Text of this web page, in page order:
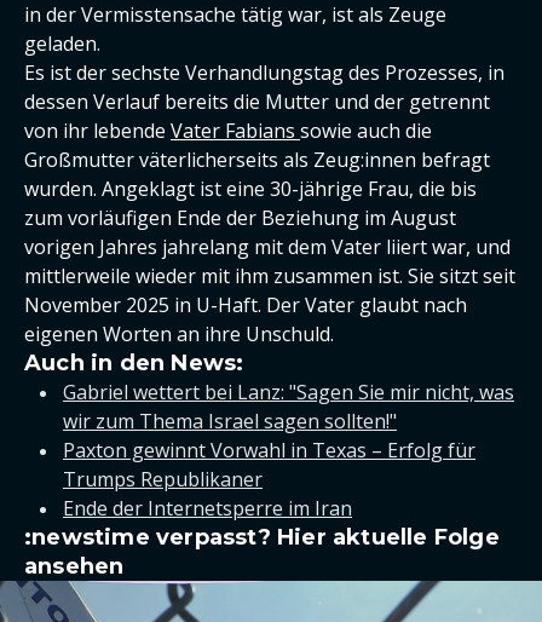
in der Vermisstensache tätig war, ist als Zeuge
geladen.
Es ist der sechste Verhandlungstag des Prozesses, in
dessen Verlauf bereits die Mutter und der getrennt
von ihr lebende Vater Fabians sowie auch die
Großmutter väterlicherseits als Zeug:innen befragt
wurden. Angeklagt ist eine 30-jährige Frau, die bis
zum vorläufigen Ende der Beziehung im August
vorigen Jahres jahrelang mit dem Vater liiert war, und
mittlerweile wieder mit ihm zusammen ist. Sie sitzt seit
November 2025 in U-Haft. Der Vater glaubt nach
eigenen Worten an ihre Unschuld.
Auch in den News:
Gabriel wettert bei Lanz: "Sagen Sie mir nicht, was
wir zum Thema Israel sagen sollten!"
Paxton gewinnt Vorwahl in Texas – Erfolg für
Trumps Republikaner
Ende der Internetsperre im Iran
:newstime verpasst? Hier aktuelle Folge
ansehen